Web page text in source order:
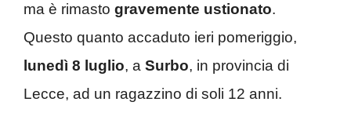
ma è rimasto gravemente ustionato.
Questo quanto accaduto ieri pomeriggio,
lunedì 8 luglio, a Surbo, in provincia di
Lecce, ad un ragazzino di soli 12 anni.